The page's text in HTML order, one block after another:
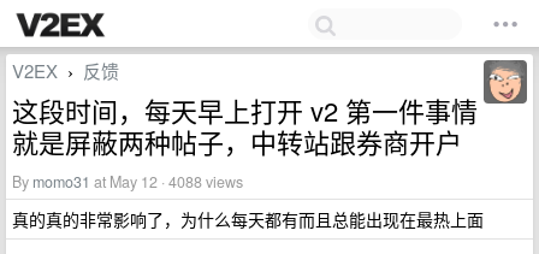
V2EX › 反馈
这段时间，每天早上打开 v2 第一件事情
就是屏蔽两种帖子，中转站跟券商开户
By momo31 at May 12 · 4088 views
真的真的非常影响了，为什么每天都有而且总能出现在最热上面